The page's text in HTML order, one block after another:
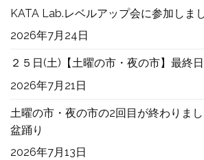
KATA Lab.レベルアップ会に参加しま
2026年7月24日
２５日(土)【土曜の市・夜の市】最終
2026年7月21日
土曜の市・夜の市の2回目が終わりま
盆踊り
2026年7月13日